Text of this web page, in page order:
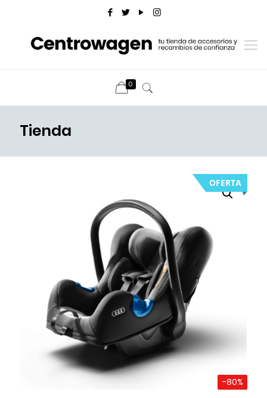
0
Tienda
-80%
OFERTA